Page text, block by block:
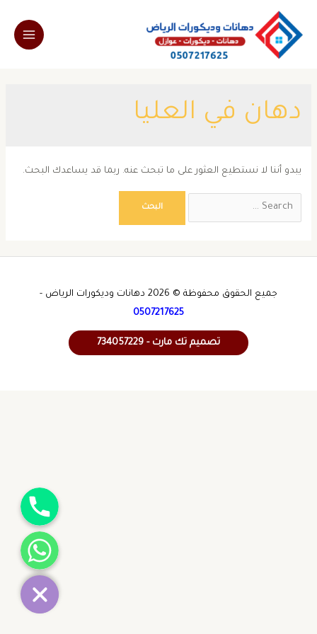
المحتوى
Main
دهان في العليا
يبدو أننا لا نستطيع العثور على ما تبحث عنه. ربما قد يساعدك البحث.
Search
جميع الحقوق محفوظة © 2026 دهانات وديكورات الرياض -
0507217625
تصميم تك مارت - 734057229
جوال
واتساب